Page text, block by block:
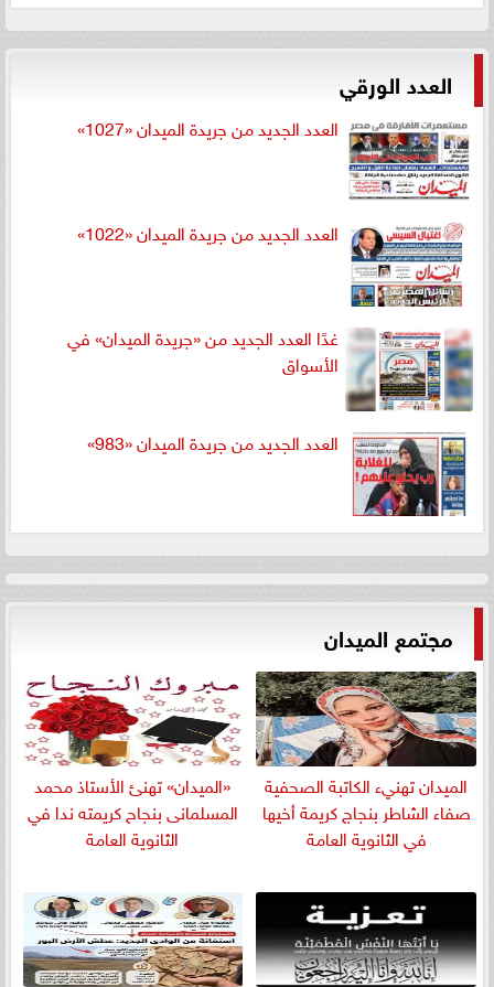
العدد الورقي
العدد الجديد من جريدة الميدان «1027»
العدد الجديد من جريدة الميدان «1022»
غدًا العدد الجديد من «جريدة الميدان» في
الأسواق
العدد الجديد من جريدة الميدان «983»
مجتمع الميدان
الميدان تهنيء الكاتبة الصحفية
صفاء الشاطر بنجاج كريمة أخيها
في الثانوية العامة
«الميدان» تهنئ الأستاذ محمد
المسلمانى بنجاح كريمته ندا في
الثانوية العامة